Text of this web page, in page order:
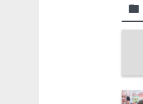
folder